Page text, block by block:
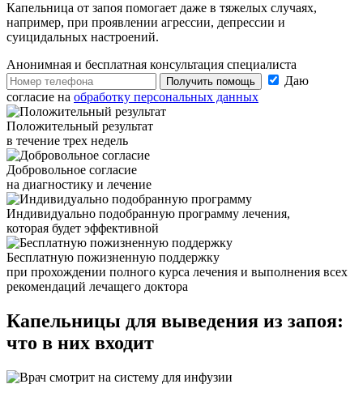
Капельница от запоя помогает даже в тяжелых случаях,
например, при проявлении агрессии, депрессии и
суицидальных настроений.
Анонимная и бесплатная консультация специалиста
Получить помощь
Даю
согласие на обработку персональных данных
Положительный результат
в течение трех недель
Добровольное согласие
на диагностику и лечение
Индивидуально подобранную программу лечения,
которая будет эффективной
Бесплатную пожизненную поддержку
при прохождении полного курса лечения и выполнения всех
рекомендаций лечащего доктора
Капельницы для выведения из запоя:
что в них входит